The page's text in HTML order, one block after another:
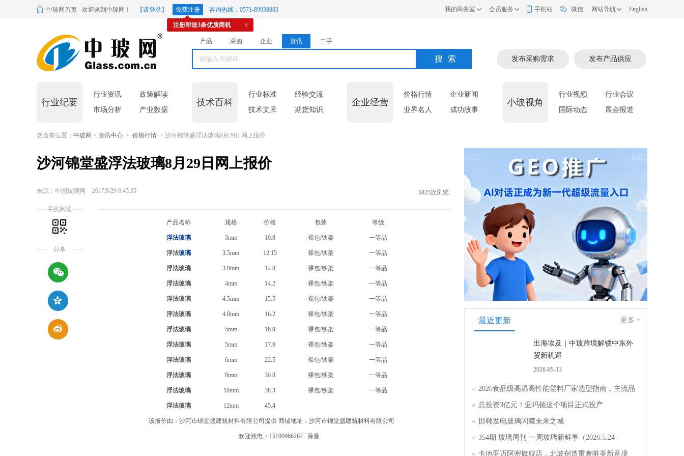
中玻网首页 欢迎来到中玻网！ 【请登录】 免费注册 咨询热线：0571-89938883
注册即送3条优质商机
我的商务室 会员服务 手机站 微信 网站导航 English
产品 采购 企业 资讯 二手
搜索 发布采购需求 发布产品供应
行业纪要
行业资讯
政策解读
市场分析
产业数据
技术百科
行业标准
经验交流
技术文库
期货知识
企业经营
价格行情
企业新闻
业界名人
成功故事
小玻视角
行业视频
行业会议
国际动态
展会报道
您当前位置： 中玻网 > 资讯中心 > 价格行情 > 沙河锦堂盛浮法玻璃8月29日网上报价
最近更新 更多 +
出海埃及｜中玻跨境解锁中东外
贸新机遇
2026-05-13
2026食品级高温高性能塑料厂家选型指南，主流品
牌全面解析评测
总投资3亿元！亚玛顿这个项目正式投产
邯郸发电玻璃闪耀未来之城
354期 玻璃周刊 一周玻璃新鲜事（2026.5.24-
2026.5.30）
卡地亚迈阿密旗舰店，北玻创造重奢唯美新意境
手机阅读
分享
沙河锦堂盛浮法玻璃8月29日网上报价
来源：中国玻璃网 2017/8/29 8:45:35 5825次浏览
产品名称 规格 价格 包装 等级
浮法玻璃 3mm 10.8 裸包/铁架 一等品
浮法玻璃 3.5mm 12.15 裸包/铁架 一等品
浮法玻璃 3.8mm 12.8 裸包/铁架 一等品
浮法玻璃 4mm 14.2 裸包/铁架 一等品
浮法玻璃 4.5mm 15.5 裸包/铁架 一等品
浮法玻璃 4.8mm 16.2 裸包/铁架 一等品
浮法玻璃 5mm 16.9 裸包/铁架 一等品
浮法玻璃 5mm 17.9 裸包/铁架 一等品
浮法玻璃 6mm 22.5 裸包/铁架 一等品
浮法玻璃 8mm 30.8 裸包/铁架 一等品
浮法玻璃 10mm 38.3 裸包/铁架 一等品
浮法玻璃 12mm 45.4
该报价由：沙河市锦堂盛建筑材料有限公司提供 商铺地址： 沙河市锦堂盛建筑材料有限公司
欢迎致电：15100966262 薛曼